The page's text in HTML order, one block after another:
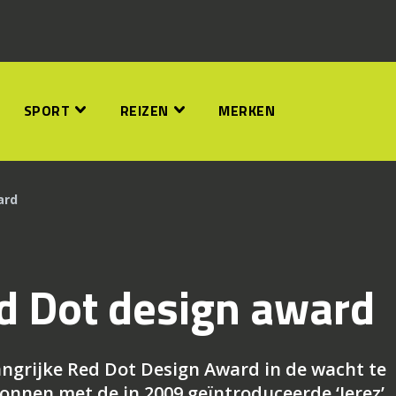
SPORT REIZEN MERKEN
Dot design award
Red Dot Design Award in de wacht te